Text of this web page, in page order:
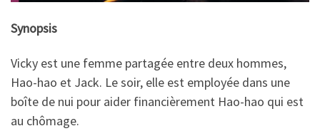
Synopsis
Vicky est une femme partagée entre deux hommes,
Hao-hao et Jack. Le soir, elle est employée dans une
boîte de nui pour aider financièrement Hao-hao qui est
au chômage.